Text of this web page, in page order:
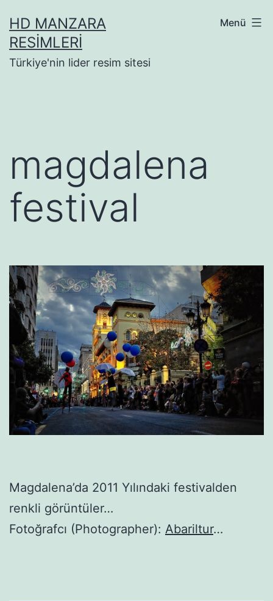
geçHD MANZARA
RESIMLERI
Türkiye'nin lider resim sitesi
Menü
magdalena
festival
Magdalena’da 2011 Yılındaki festivalden
renkli görüntüler…
Fotoğrafcı (Photographer): Abariltur…